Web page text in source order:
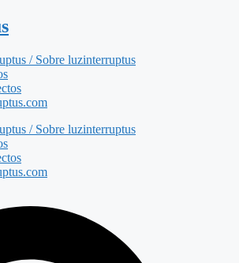
/ Sobre luzinterruptus
/ Sobre luzinterruptus